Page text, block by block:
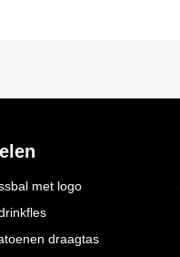
met logo
draagtas